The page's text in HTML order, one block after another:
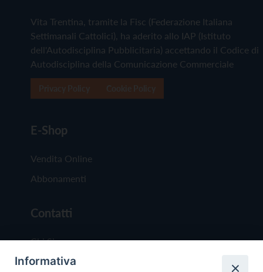
Vita Trentina, tramite la Fisc (Federazione Italiana
Settimanali Cattolici), ha aderito allo IAP (Istituto
dell'Autodisciplina Pubblicitaria) accettando il Codice di
Autodisciplina della Comunicazione Commerciale
E-Shop
Vendita Online
Abbonamenti
Contatti
Chi Siamo
Redazione
Informativa